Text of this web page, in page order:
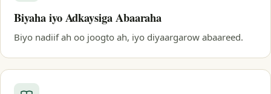
Biyaha iyo Adkaysiga Abaaraha
Biyo nadiif ah oo joogto ah, iyo diyaargarow abaareed.